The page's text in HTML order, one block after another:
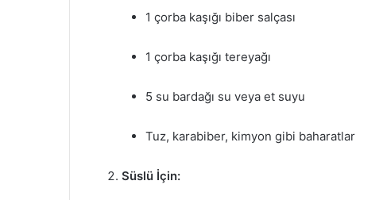
1 çorba kaşığı biber salçası
1 çorba kaşığı tereyağı
5 su bardağı su veya et suyu
Tuz, karabiber, kimyon gibi baharatlar
Süslü İçin: